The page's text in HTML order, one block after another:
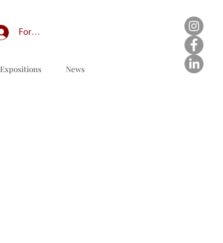
Forum professionnel/My Groups
Expositions News